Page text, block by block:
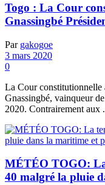
Togo : La Cour
Gnassingbé
Par gakogoe
3 mars 2020
0
La Cour constitutionnelle
Gnassingbé, vainqueur
2020. Contrairement aux
MÉTÉO TOGO:
40 malgré la pluie